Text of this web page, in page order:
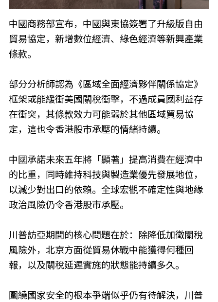
中國商務部宣布，中國與東協簽署了升級版自由
貿易協定，新增數位經濟、綠色經濟等新興產業
條款。
部分分析師認為《區域全面經濟夥伴關係協定》
框架或能緩衝美國關稅衝擊，不過成員國利益存
在衝突，其條款效力可能弱於其他區域貿易協
定，這也令香港股市承壓的情緒持續。
中國承諾未來五年將「顯著」提高消費在經濟中
的比重，同時維持科技與製造業優先發展地位，
以減少對出口的依賴。全球宏觀不確定性與地緣
政治風險仍令香港股市承壓。
川普訪亞期間的核心問題在於：除降低加徵關稅
風險外，北京方面從貿易休戰中能獲得何種回
報，以及關稅延遲實施的狀態能持續多久。
圍繞國家安全的根本爭端似乎仍有待解決，川普